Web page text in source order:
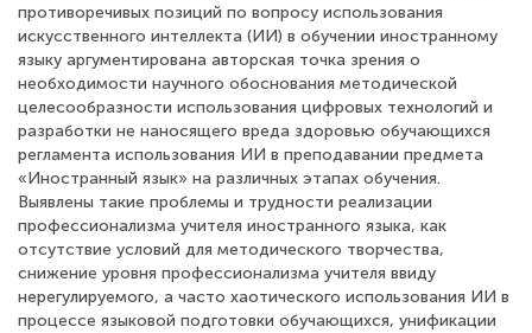
противоречивых позиций по вопросу использования
искусственного интеллекта (ИИ) в обучении иностранному
языку аргументирована авторская точка зрения о
необходимости научного обоснования методической
целесообразности использования цифровых технологий и
разработки не наносящего вреда здоровью обучающихся
регламента использования ИИ в преподавании предмета
«Иностранный язык» на различных этапах обучения.
Выявлены такие проблемы и трудности реализации
профессионализма учителя иностранного языка, как
отсутствие условий для методического творчества,
снижение уровня профессионализма учителя ввиду
нерегулируемого, а часто хаотического использования ИИ в
процессе языковой подготовки обучающихся, унификации